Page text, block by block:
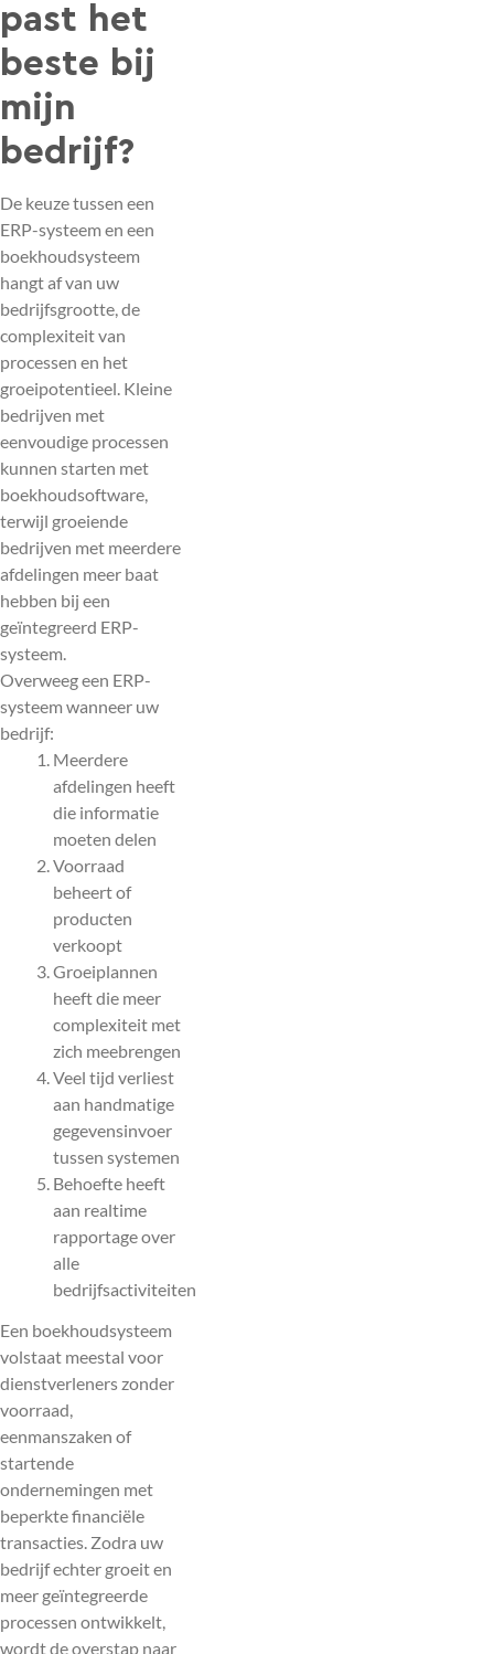
past het
beste bij
mijn
bedrijf?
De keuze tussen een
ERP-systeem en een
boekhoudsysteem
hangt af van uw
bedrijfsgrootte, de
complexiteit van
processen en het
groeipotentieel. Kleine
bedrijven met
eenvoudige processen
kunnen starten met
boekhoudsoftware,
terwijl groeiende
bedrijven met meerdere
afdelingen meer baat
hebben bij een
geïntegreerd ERP-
systeem.
Overweeg een ERP-
systeem wanneer uw
bedrijf:
Meerdere
afdelingen heeft
die informatie
moeten delen
Voorraad
beheert of
producten
verkoopt
Groeiplannen
heeft die meer
complexiteit met
zich meebrengen
Veel tijd verliest
aan handmatige
gegevensinvoer
tussen systemen
Behoefte heeft
aan realtime
rapportage over
alle
bedrijfsactiviteiten
Een boekhoudsysteem
volstaat meestal voor
dienstverleners zonder
voorraad,
eenmanszaken of
startende
ondernemingen met
beperkte financiële
transacties. Zodra uw
bedrijf echter groeit en
meer geïntegreerde
processen ontwikkelt,
wordt de overstap naar